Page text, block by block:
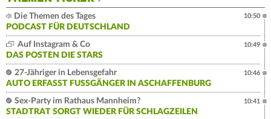
Die Themen des Tages
PODCAST FÜR DEUTSCHLAND
10:50
Auf Instagram & Co
DAS POSTEN DIE STARS
10:49
27-Jähriger in Lebensgefahr
AUTO ERFASST FUSSGÄNGER IN ASCHAFFENBURG
10:46
Sex-Party im Rathaus Mannheim?
STADTRAT SORGT WIEDER FÜR SCHLAGZEILEN
10:41